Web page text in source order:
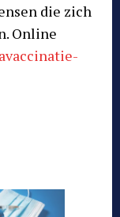
die zich
Online